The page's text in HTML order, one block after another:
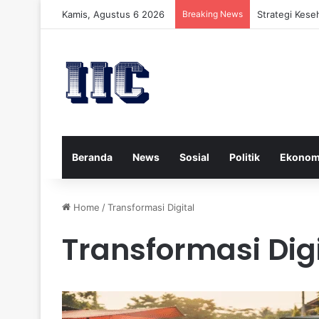
Kamis, Agustus 6 2026 Breaking News Strategi
Beranda News Sosial Politik
Home /Transformasi Digital
Transformasi